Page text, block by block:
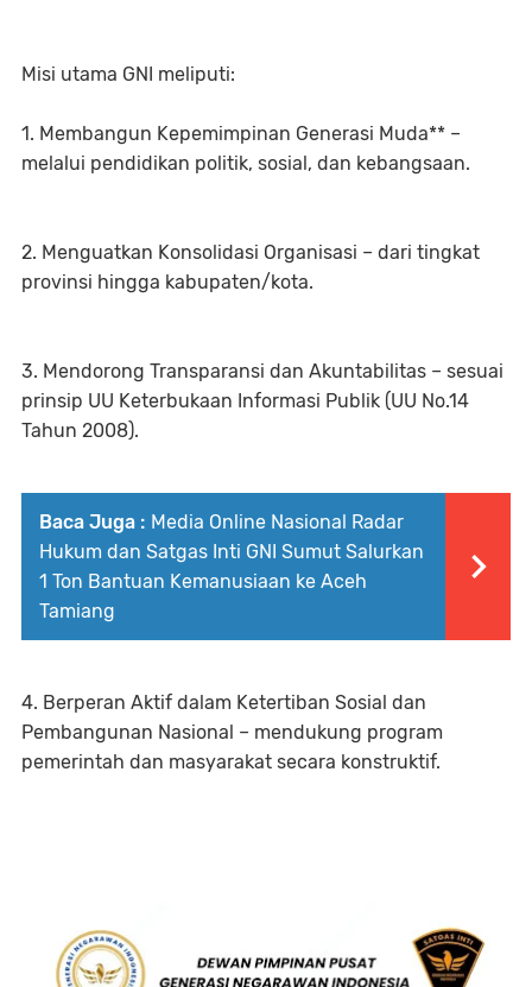
Misi utama GNI meliputi:
1. Membangun Kepemimpinan Generasi Muda** –
melalui pendidikan politik, sosial, dan kebangsaan.
2. Menguatkan Konsolidasi Organisasi – dari tingkat
provinsi hingga kabupaten/kota.
3. Mendorong Transparansi dan Akuntabilitas – sesuai
prinsip UU Keterbukaan Informasi Publik (UU No.14
Tahun 2008).
Baca Juga : Media Online Nasional Radar
Hukum dan Satgas Inti GNI Sumut Salurkan
1 Ton Bantuan Kemanusiaan ke Aceh
Tamiang
4. Berperan Aktif dalam Ketertiban Sosial dan
Pembangunan Nasional – mendukung program
pemerintah dan masyarakat secara konstruktif.